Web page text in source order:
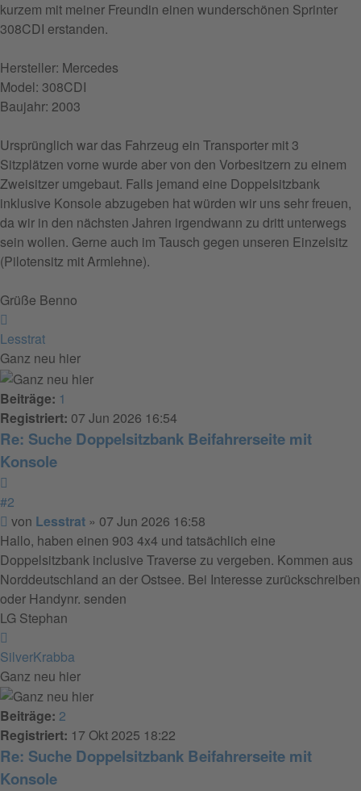
kurzem mit meiner Freundin einen wunderschönen Sprinter
308CDI erstanden.
Hersteller: Mercedes
Model: 308CDI
Baujahr: 2003
Ursprünglich war das Fahrzeug ein Transporter mit 3
Sitzplätzen vorne wurde aber von den Vorbesitzern zu einem
Zweisitzer umgebaut. Falls jemand eine Doppelsitzbank
inklusive Konsole abzugeben hat würden wir uns sehr freuen,
da wir in den nächsten Jahren irgendwann zu dritt unterwegs
sein wollen. Gerne auch im Tausch gegen unseren Einzelsitz
(Pilotensitz mit Armlehne).
Grüße Benno
oben
Lesstrat
Ganz neu hier
Beiträge: 1
Registriert: 07 Jun 2026 16:54
Re: Suche Doppelsitzbank Beifahrerseite mit
Konsole
#2
Beitrag
von Lesstrat » 07 Jun 2026 16:58
Hallo, haben einen 903 4x4 und tatsächlich eine
Doppelsitzbank inclusive Traverse zu vergeben. Kommen aus
Norddeutschland an der Ostsee. Bei Interesse zurückschreiben
oder Handynr. senden
LG Stephan
oben
SilverKrabba
Ganz neu hier
Beiträge: 2
Registriert: 17 Okt 2025 18:22
Re: Suche Doppelsitzbank Beifahrerseite mit
Konsole